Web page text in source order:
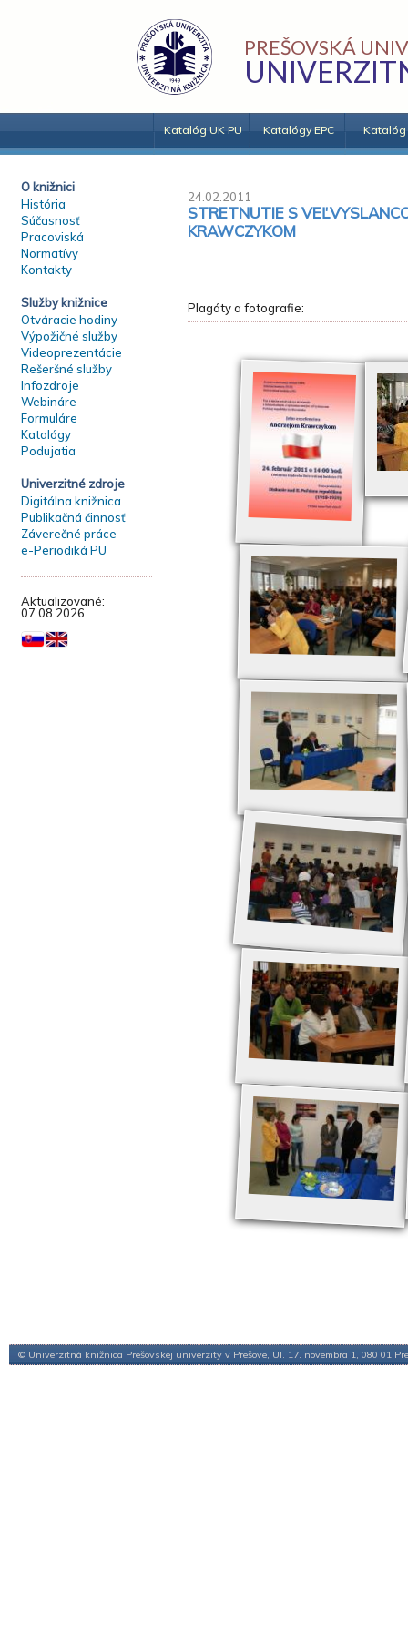
PREŠOVSKÁ
Katalóg UK PU Katalógy EPC Katalóg
O knižnici
História
Súčasnosť
Pracoviská
Normatívy
Kontakty
Služby knižnice
Otváracie hodiny
Výpožičné služby
Videoprezentácie
Rešeršné služby
Infozdroje
Webináre
Formuláre
Katalógy
Podujatia
Univerzitné zdroje
Digitálna knižnica
Publikačná činnosť
Záverečné práce
e-Periodiká PU
Aktualizované:
07.08.2026
24.02.2011
STRETNUTIE S
KRAWCZYKOM
Plagáty a fotografie:
© Univerzitná knižnica Prešovskej univerzity v Prešove, Ul. 17. novembra 1, 080 01